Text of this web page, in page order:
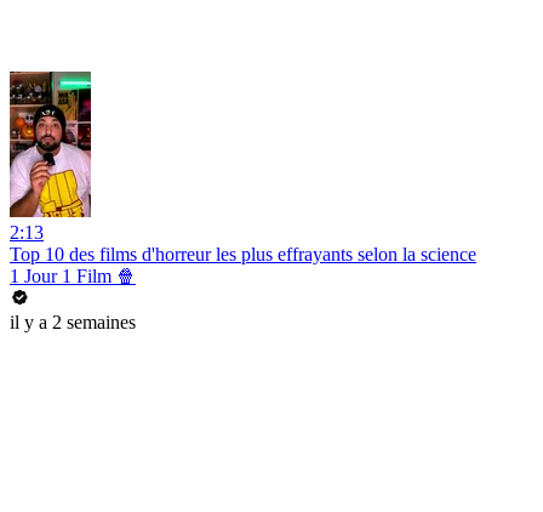
2:13
Top 10 des films d'horreur les plus effrayants selon la science
1 Jour 1 Film 🍿
il y a 2 semaines